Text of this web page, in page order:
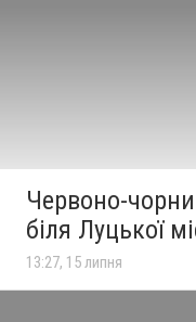
Червоно-
біля Луцької
13:27, 15 липня